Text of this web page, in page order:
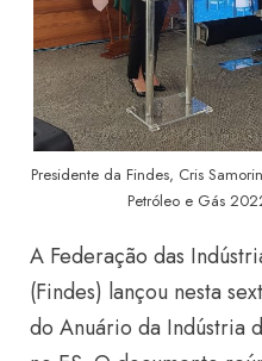
Presidente da Findes, Cris
Petróleo e Gás
A Federação das
(Findes) lançou nesta
do Anuário da Indústria